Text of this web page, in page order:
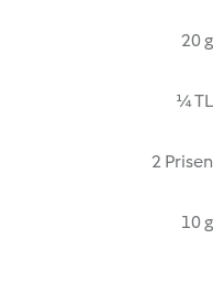
20 g
¼ TL
2 Prisen
10 g